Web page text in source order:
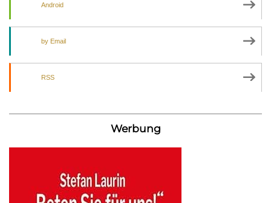
Android
by Email
RSS
Werbung